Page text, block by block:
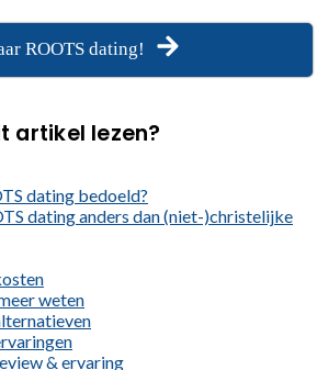
ROOTS dating!
artikel lezen?
dating bedoeld?
dating anders dan (niet-)christelijke
weten
& ervaring